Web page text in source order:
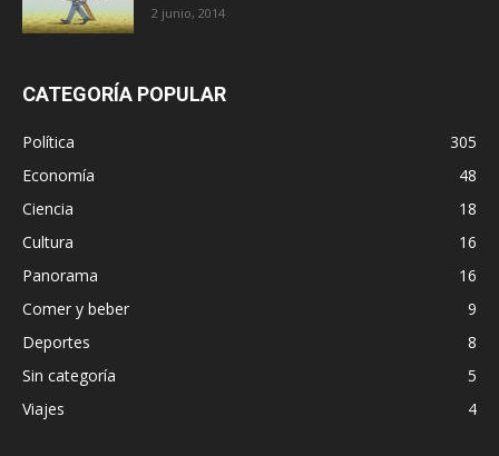
2 junio, 2014
CATEGORÍA POPULAR
Política
305
Economía
48
Ciencia
18
Cultura
16
Panorama
16
Comer y beber
9
Deportes
8
Sin categoría
5
Viajes
4